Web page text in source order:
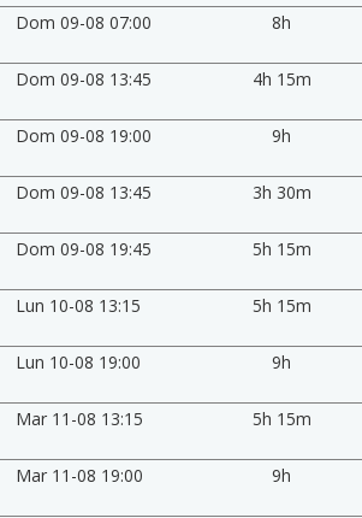
Dom 09-08 07:00 8h
Dom 09-08 13:45 4h 15m
Dom 09-08 19:00 9h
Dom 09-08 13:45 3h 30m
Dom 09-08 19:45 5h 15m
Lun 10-08 13:15 5h 15m
Lun 10-08 19:00 9h
Mar 11-08 13:15 5h 15m
Mar 11-08 19:00 9h